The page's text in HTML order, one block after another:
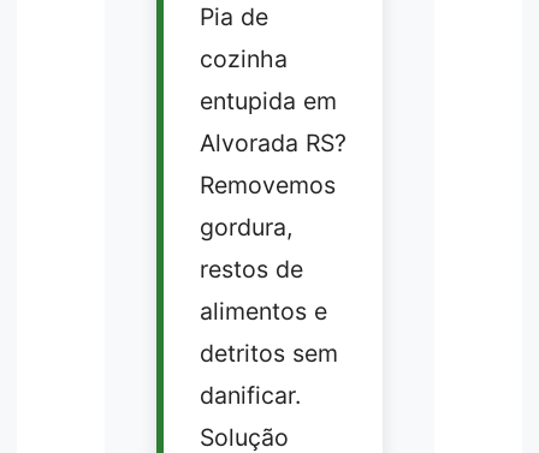
Pia de
cozinha
entupida em
Alvorada RS?
Removemos
gordura,
restos de
alimentos e
detritos sem
danificar.
Solução